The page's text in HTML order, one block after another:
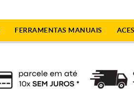
FERRAMENTAS MANUAIS